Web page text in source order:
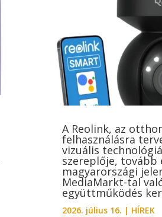
A Reolink, az
felhasználásra
vizuális
szereplője, tovább
magyarországi
MediaMarkt-tal
együttműködés
2026. július 16. | HÍREK